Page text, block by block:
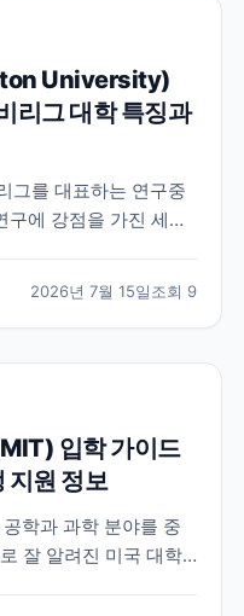
University)
리그 대학 특징과
그를 대표하는 연구중
에 강점을 가진 세계
2026년 7월 15일조회 9
입학 가이드
지원 정보
학과 과학 분야를 중
잘 알려진 미국 대학